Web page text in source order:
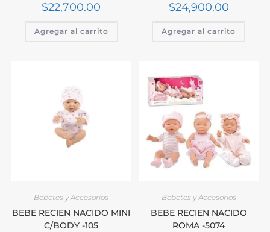
$22,700.00
Agregar al carrito
$24,900.00
Agregar al carrito
Bebotes y Accesorios
BEBE RECIEN NACIDO MINI
C/BODY -105
Bebotes y Accesorios
BEBE RECIEN NACIDO
ROMA -5074